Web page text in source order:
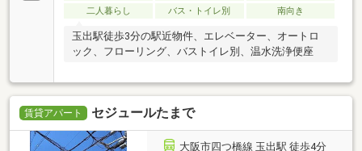
二人暮らし
バス・トイレ別 南向き
玉出駅徒歩3分の駅近物件、エレベーター、オートロ
ック、フローリング、バストイレ別、温水洗浄便座
賃貸アパート セジュールたまで
大阪市四つ橋線 玉出駅 徒歩4分